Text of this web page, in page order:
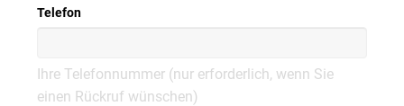
Telefon
Ihre Telefonnummer (nur erforderlich, wenn Sie
einen Rückruf wünschen)